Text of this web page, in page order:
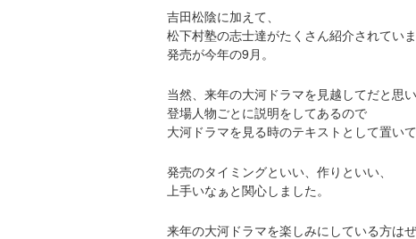
吉田松陰に加えて、
松下村塾の志士達がたくさん紹介されていま
発売が今年の9月。
当然、来年の大河ドラマを見越してだと思
登場人物ごとに説明をしてあるので
大河ドラマを見る時のテキストとして置い
発売のタイミングといい、作りといい、
上手いなぁと関心しました。
来年の大河ドラマを楽しみにしている方はぜ